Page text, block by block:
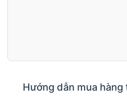
Hướng dẫn mua hàng